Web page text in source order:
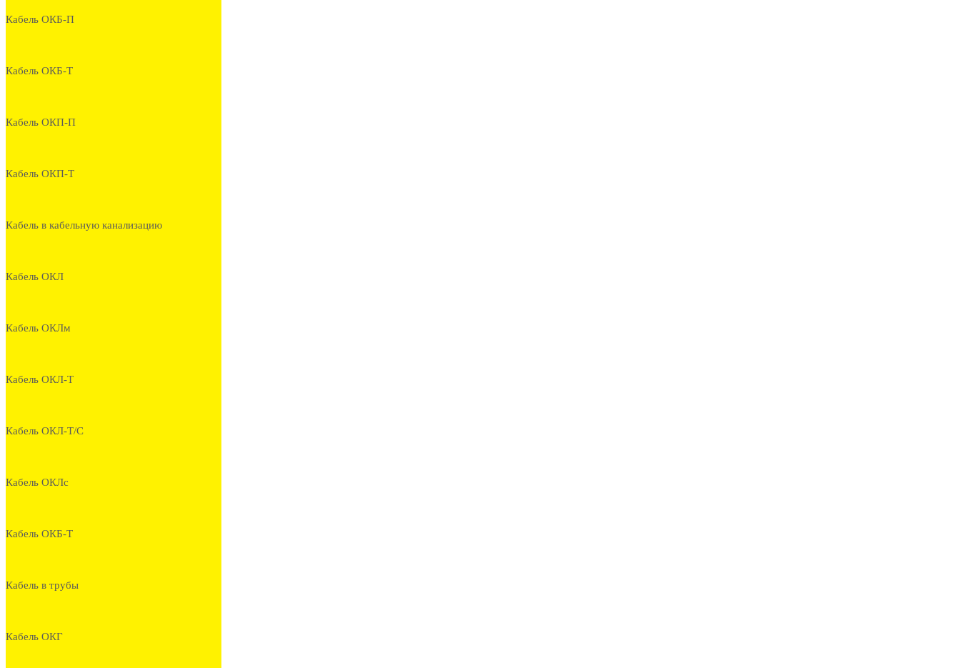
Кабель ОКБ-П
Кабель ОКБ-Т
Кабель ОКП-П
Кабель ОКП-Т
Кабель в кабельную канализацию
Кабель ОКЛ
Кабель ОКЛм
Кабель ОКЛ-Т
Кабель ОКЛ-Т/С
Кабель ОКЛс
Кабель ОКБ-Т
Кабель в трубы
Кабель ОКГ